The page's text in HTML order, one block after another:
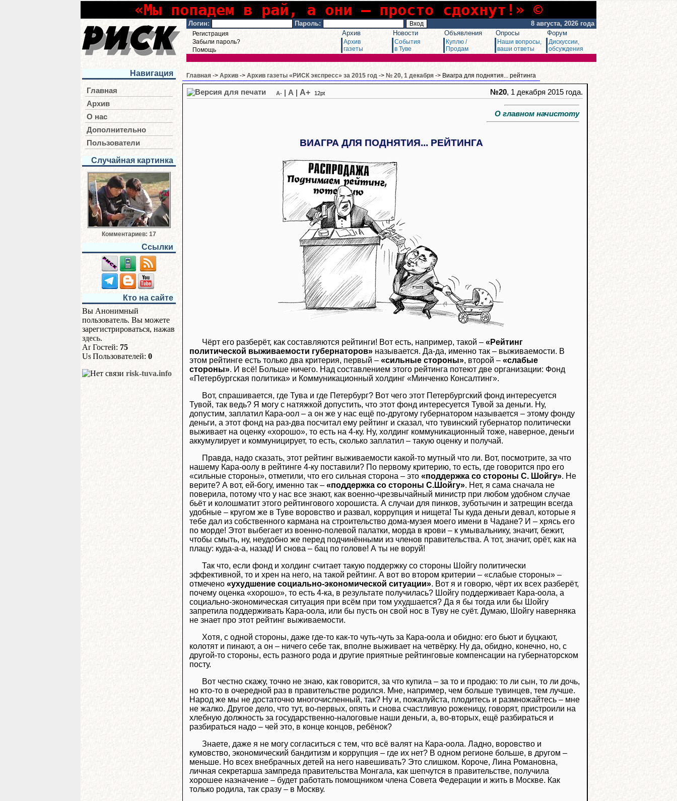
«Мы попадем в рай, а они – просто сдохнут!» ©
Логин: Пароль: 8 августа, 2026 года
Регистрация
Забыли пароль?
Помощь
Архив
Архив
газеты
Новости
События
в Туве
Объявления
Куплю /
Продам
Опросы
Наши вопросы,
ваши ответы
Форум
Дискуссии,
обсуждения
Навигация
Главная
Архив
О нас
Дополнительно
Пользователи
Случайная картинка
Комментариев: 17
Ссылки
Кто на сайте
Вы Анонимный
пользователь. Вы можете
зарегистрироваться, нажав
здесь.
Гостей: 75
Пользователей: 0
risk-tuva.info
Главная -> Архив -> Архив газеты «РИСК экспресс» за 2015 год -> № 20, 1 декабря -> Виагра для поднятия... рейтинга
A- A A+ 12pt №20, 1 декабря 2015 года.
О главном начистоту
ВИАГРА ДЛЯ ПОДНЯТИЯ... РЕЙТИНГА
Чёрт его разберёт, как составляются рейтинги! Вот есть, например, такой – «Рейтинг
политической выживаемости губернаторов» называется. Да-да, именно так – выживаемости. В
этом рейтинге есть только два критерия, первый – «сильные стороны», второй – «слабые
стороны». И всё! Больше ничего. Над составлением этого рейтинга потеют две организации: Фонд
«Петербургская политика» и Коммуникационный холдинг «Минченко Консалтинг».
Вот, спрашивается, где Тува и где Петербург? Вот чего этот Петербургский фонд интересуется
Тувой, так ведь? Я могу с натяжкой допустить, что этот фонд интересуется Тувой за деньги. Ну,
допустим, заплатил Кара-оол – а он же у нас ещё по-другому губернатором называется – этому фонду
деньги, а этот фонд на раз-два посчитал ему рейтинг и сказал, что тувинский губернатор политически
выживает на оценку «хорошо», то есть на 4-ку. Ну, холдинг коммуникационный тоже, наверное, деньги
аккумулирует и коммуницирует, то есть, сколько заплатил – такую оценку и получай.
Правда, надо сказать, этот рейтинг выживаемости какой-то мутный что ли. Вот, посмотрите, за что
нашему Кара-оолу в рейтинге 4-ку поставили? По первому критерию, то есть, где говорится про его
«сильные стороны», отметили, что его сильная сторона – это «поддержка со стороны С. Шойгу». Не
верите? А вот, ей-богу, именно так – «поддержка со стороны С.Шойгу». Нет, я сама сначала не
поверила, потому что у нас все знают, как военно-чрезвычайный министр при любом удобном случае
бьёт и колошматит этого рейтингового хорошиста. А случаи для пинков, зуботычин и затрещин всегда
удобные – кругом же в Туве воровство и развал, коррупция и нищета! Ты куда деньги девал, которые я
тебе дал из собственного кармана на строительство дома-музея моего имени в Чадане? И – хрясь его
по морде! Этот выбегает из военно-полевой палатки, морда в крови – к умывальнику, значит, бежит,
чтобы смыть, ну, неудобно же перед подчинёнными из членов правительства. А тот, значит, орёт, как на
плацу: куда-а-а, назад! И снова – бац по голове! А ты не воруй!
Так что, если фонд и холдинг считает такую поддержку со стороны Шойгу политически
эффективной, то и хрен на него, на такой рейтинг. А вот во втором критерии – «слабые стороны» –
отмечено «ухудшение социально-экономической ситуации». Вот я и говорю, чёрт их всех разберёт,
почему оценка «хорошо», то есть 4-ка, в результате получилась? Шойгу поддерживает Кара-оола, а
социально-экономическая ситуация при всём при том ухудшается? Да я бы тогда или бы Шойгу
запретила поддерживать Кара-оола, или бы пусть он свой нос в Туву не суёт. Думаю, Шойгу наверняка
не знает про этот рейтинг выживаемости.
Хотя, с одной стороны, даже где-то как-то чуть-чуть за Кара-оола и обидно: его бьют и буцкают,
колотят и пинают, а он – ничего себе так, вполне выживает на четвёрку. Ну да, обидно, конечно, но, с
другой-то стороны, есть разного рода и другие приятные рейтинговые компенсации на губернаторском
посту.
Вот честно скажу, точно не знаю, как говорится, за что купила – за то и продаю: то ли сын, то ли дочь,
но кто-то в очередной раз в правительстве родился. Мне, например, чем больше тувинцев, тем лучше.
Народ же мы не достаточно многочисленный, так? Ну и, пожалуйста, плодитесь и размножайтесь – мне
не жалко. Другое дело, что тут, во-первых, опять и снова счастливую роженицу, говорят, пристроили на
хлебную должность за государственно-налоговые наши деньги, а, во-вторых, ещё разбираться и
разбираться надо – чей это, в конце концов, ребёнок?
Знаете, даже я не могу согласиться с тем, что всё валят на Кара-оола. Ладно, воровство и
кумовство, экономический бандитизм и коррупция – где их нет? В одном регионе больше, в другом –
меньше. Но всех внебрачных детей на него навешивать? Это слишком. Короче, Лина Романовна,
личная секретарша зампреда правительства Монгала, как шепчутся в правительстве, получила
хорошее назначение – будет работать помощником члена Совета Федерации и жить в Москве. Как
только родила, так сразу – в Москву.